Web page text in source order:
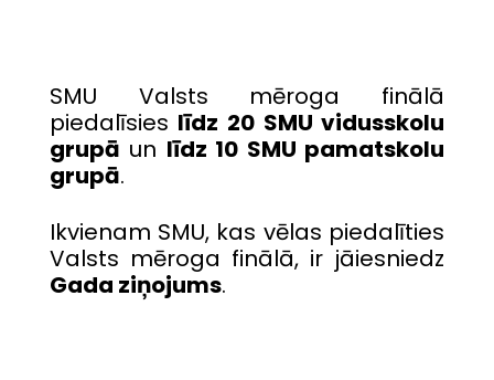
SMU Valsts mēroga finālā
piedalīsies līdz 20 SMU vidusskolu
grupā un līdz 10 SMU pamatskolu
grupā.
Ikvienam SMU, kas vēlas piedalīties
Valsts mēroga finālā, ir jāiesniedz
Gada ziņojums.